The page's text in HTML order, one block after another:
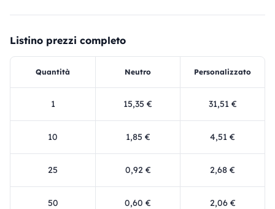
Listino prezzi completo
Quantità Neutro Personalizzato
1 15,35 € 31,51 €
10 1,85 € 4,51 €
25 0,92 € 2,68 €
50 0,60 € 2,06 €